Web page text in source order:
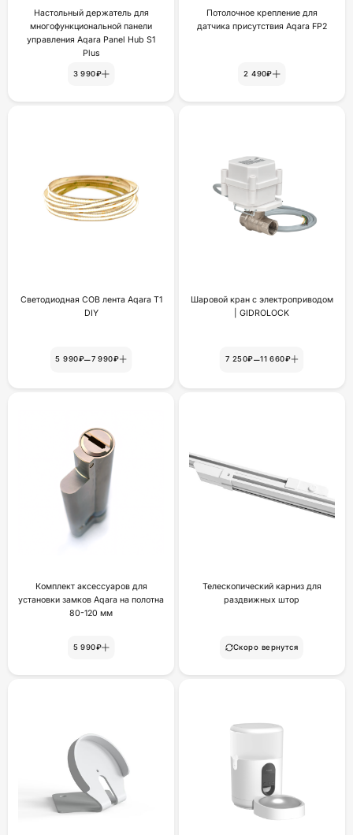
Настольный держатель для
многофункциональной панели
управления Aqara Panel Hub S1
Plus
3 990₽
Потолочное крепление для
датчика присутствия Aqara FP2
2 490₽
Светодиодная COB лента Aqara T1
DIY
5 990₽–7 990₽
Шаровой кран с электроприводом
| GIDROLOCK
7 250₽–11 660₽
Комплект аксессуаров для
установки замков Aqara на полотна
80-120 мм
5 990₽
Телескопический карниз для
раздвижных штор
Скоро вернутся